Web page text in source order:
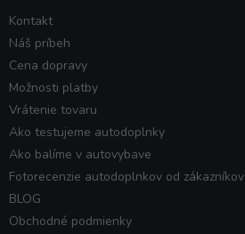
Kontakt
Náš príbeh
Cena dopravy
Možnosti platby
Vrátenie tovaru
Ako testujeme autodoplnky
Ako balíme v autovybave
Fotorecenzie autodoplnkov od zákazníkov
BLOG
Obchodné podmienky